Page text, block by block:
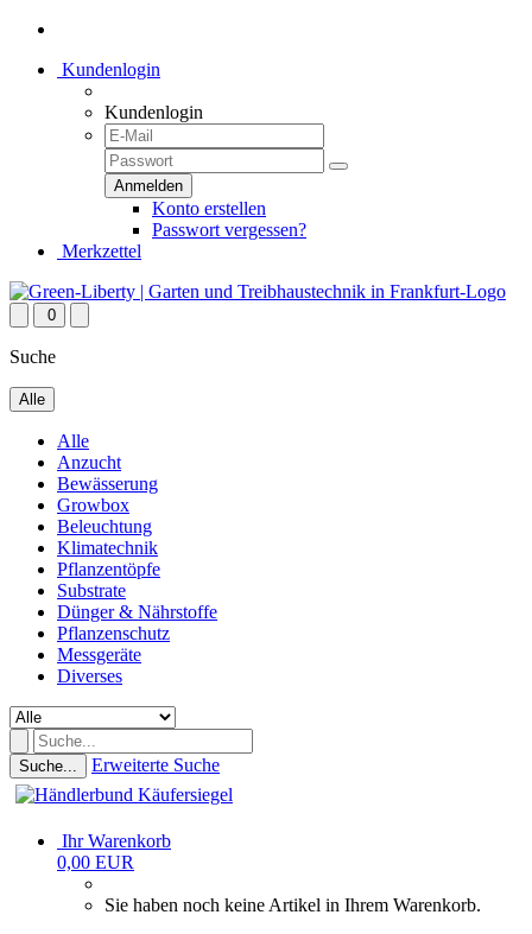
Kundenlogin
Kundenlogin
Konto erstellen
Passwort vergessen?
Merkzettel
0
Suche
Alle
Alle
Anzucht
Bewässerung
Growbox
Beleuchtung
Klimatechnik
Pflanzentöpfe
Substrate
Dünger & Nährstoffe
Pflanzenschutz
Messgeräte
Diverses
Suche... Erweiterte Suche
Ihr Warenkorb
0,00 EUR
Sie haben noch keine Artikel in Ihrem Warenkorb.